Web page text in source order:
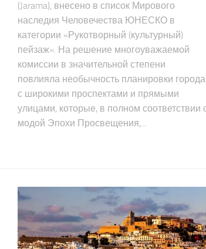
(Jarama), внесено в список Мирового
наследия Человечества ЮНЕСКО в
категории «Рукотворный (культурный)
пейзаж». На решение многоуважаемой
комиссии в значительной степени
повлияла необычность планировки города:
с широкими проспектами и прямыми
улицами, которые, в полном соответствии
модой Эпохи Просвещения,...